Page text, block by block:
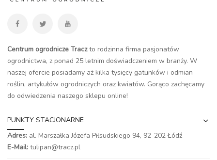
Centrum ogrodnicze Traczto rodzinna firma pasjonatów
ogrodnictwa, z ponad 25 letnim doświadczeniem w branży. W
naszej ofercie posiadamy aż kilka tysięcy gatunków i odmian
roślin, artykułów ogrodniczych oraz kwiatów. Gorąco zachęcamy
do odwiedzenia naszego sklepu online!
PUNKTY STACJONARNE
Adres: al. Marszałka Józefa Piłsudskiego 94, 92-202 Łódź
E-Mail: tulipan@tracz.pl